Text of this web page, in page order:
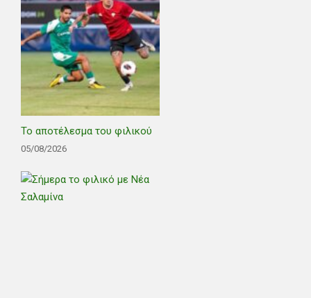
Το αποτέλεσμα του φιλικού
05/08/2026